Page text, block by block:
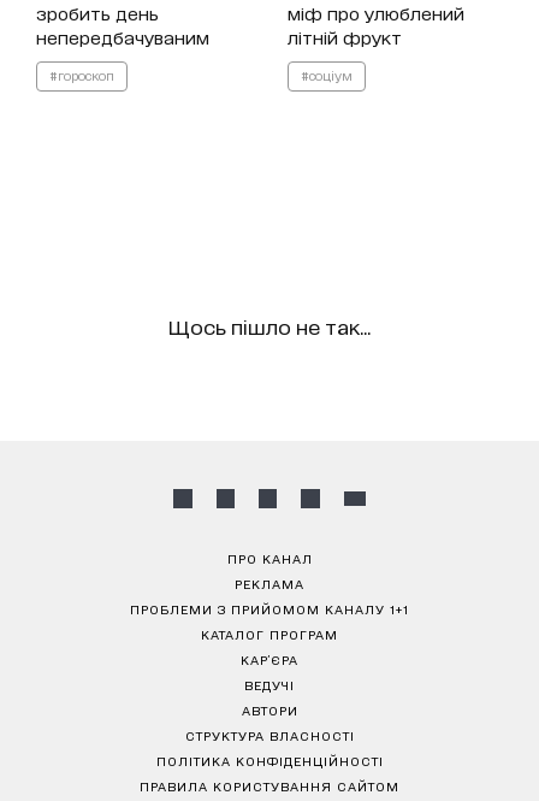
зробить день
непередбачуваним
#гороскоп
міф про улюблений
літній фрукт
#соціум
Щось пішло не так...
ПРО КАНАЛ
РЕКЛАМА
ПРОБЛЕМИ З ПРИЙОМОМ КАНАЛУ 1+1
КАТАЛОГ ПРОГРАМ
КАР’ЄРА
ВЕДУЧІ
АВТОРИ
СТРУКТУРА ВЛАСНОСТІ
ПОЛІТИКА КОНФІДЕНЦІЙНОСТІ
ПРАВИЛА КОРИСТУВАННЯ САЙТОМ